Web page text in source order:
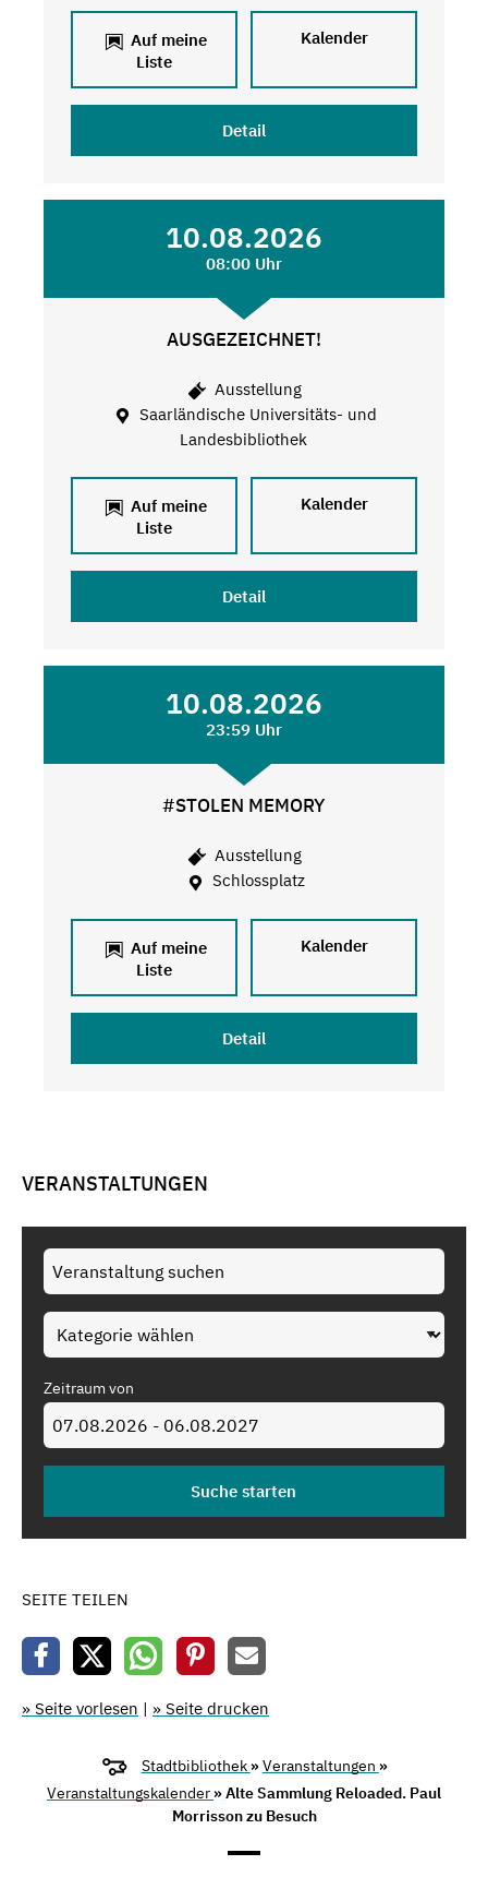
Auf meine
Liste
Kalender
Detail
10.08.2026
08:00 Uhr
AUSGEZEICHNET!
Ausstellung
Saarländische Universitäts- und
Landesbibliothek
Auf meine
Liste
Kalender
Detail
10.08.2026
23:59 Uhr
#STOLEN MEMORY
Ausstellung
Schlossplatz
Auf meine
Liste
Kalender
Detail
VERANSTALTUNGEN
Zeitraum von
SEITE TEILEN
» Seite vorlesen | » Seite drucken
Stadtbibliothek »Veranstaltungen »
Veranstaltungskalender » Alte Sammlung Reloaded. Paul
Morrisson zu Besuch